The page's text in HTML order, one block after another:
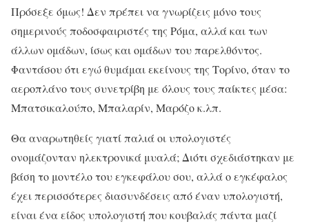
Πρόσεξε όμως! Δεν πρέπει να γνωρίζεις μόνο τους
σημερινούς ποδοσφαιριστές της Ρόμα, αλλά και των
άλλων ομάδων, ίσως και ομάδων του παρελθόντος.
Φαντάσου ότι εγώ θυμάμαι εκείνους της Τορίνο, όταν το
αεροπλάνο τους συνετρίβη με όλους τους παίκτες μέσα:
Μπατσικαλούπο, Μπαλαρίν, Μαρόζο κ.λπ.
Θα αναρωτηθείς γιατί παλιά οι υπολογιστές
ονομάζονταν ηλεκτρονικά μυαλά; Διότι σχεδιάστηκαν με
βάση το μοντέλο του εγκεφάλου σου, αλλά ο εγκέφαλος
έχει περισσότερες διασυνδέσεις από έναν υπολογιστή,
είναι ένα είδος υπολογιστή που κουβαλάς πάντα μαζί